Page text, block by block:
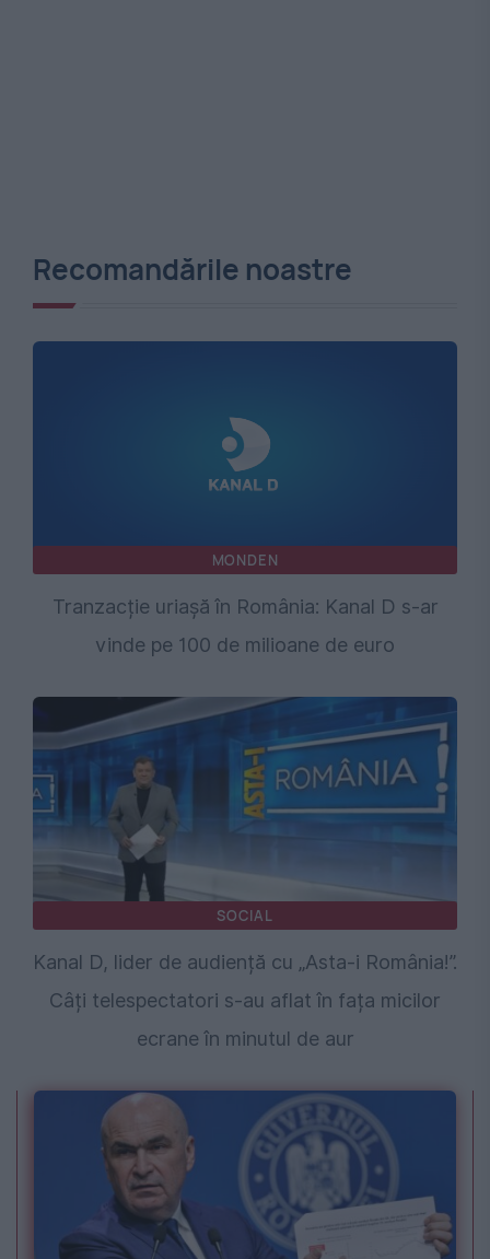
Recomandările noastre
MONDEN
Tranzacție uriașă în România: Kanal D s-ar
vinde pe 100 de milioane de euro
SOCIAL
Kanal D, lider de audiență cu „Asta-i România!”.
Câți telespectatori s-au aflat în fața micilor
ecrane în minutul de aur